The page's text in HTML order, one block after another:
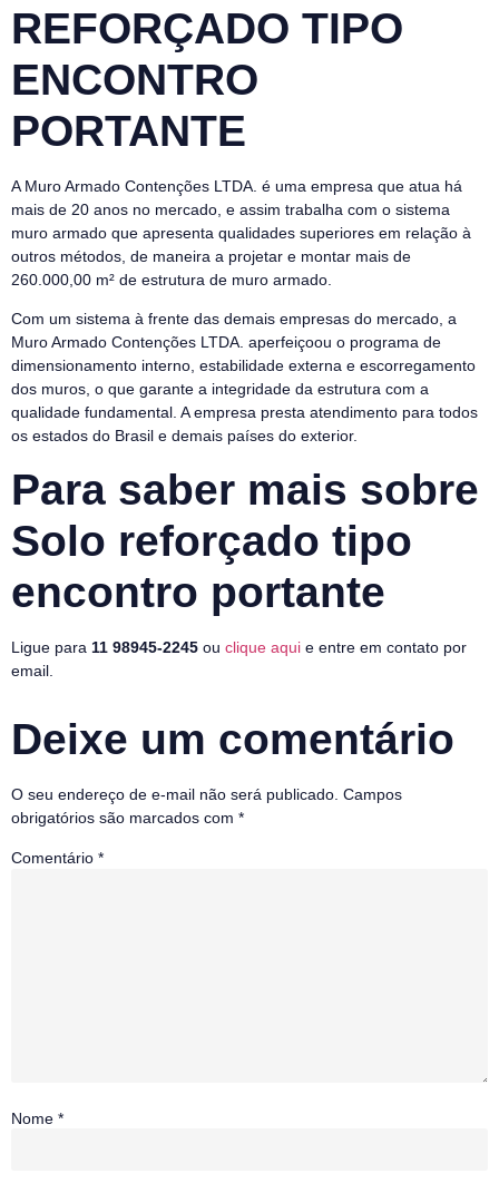
REFORÇADO TIPO
ENCONTRO
PORTANTE
A Muro Armado Contenções LTDA. é uma empresa que atua há
mais de 20 anos no mercado, e assim trabalha com o sistema
muro armado que apresenta qualidades superiores em relação à
outros métodos, de maneira a projetar e montar mais de
260.000,00 m² de estrutura de muro armado.
Com um sistema à frente das demais empresas do mercado, a
Muro Armado Contenções LTDA. aperfeiçoou o programa de
dimensionamento interno, estabilidade externa e escorregamento
dos muros, o que garante a integridade da estrutura com a
qualidade fundamental. A empresa presta atendimento para todos
os estados do Brasil e demais países do exterior.
Para saber mais sobre
Solo reforçado tipo
encontro portante
Ligue para 11 98945-2245 ou clique aqui e entre em contato por
email.
Deixe um comentário
O seu endereço de e-mail não será publicado. Campos
obrigatórios são marcados com *
Comentário *
Nome *